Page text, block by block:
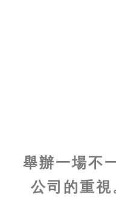
舉辦一場不
公司的重